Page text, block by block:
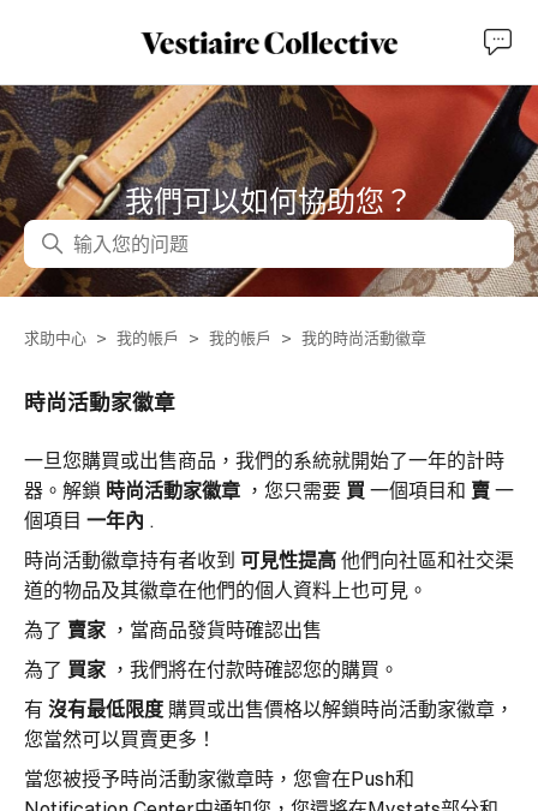
我們可以如何協助您？
搜尋
求助中心 我的帳戶 我的帳戶 我的時尚活動徽章
時尚活動家徽章
一旦您購買或出售商品，我們的系統就開始了一年的計時
器。解鎖 時尚活動家徽章 ，您只需要 買 一個項目和 賣 一
個項目 一年內
時尚活動徽章持有者收到 可見性提高 他們向社區和社交渠
道的物品及其徽章在他們的個人資料上也可見。
為了 賣家 ，當商品發貨時確認出售
為了 買家 ，我們將在付款時確認您的購買。
有 沒有最低限度 購買或出售價格以解鎖時尚活動家徽章，
您當然可以買賣更多！
當您被授予時尚活動家徽章時，您會在Push和